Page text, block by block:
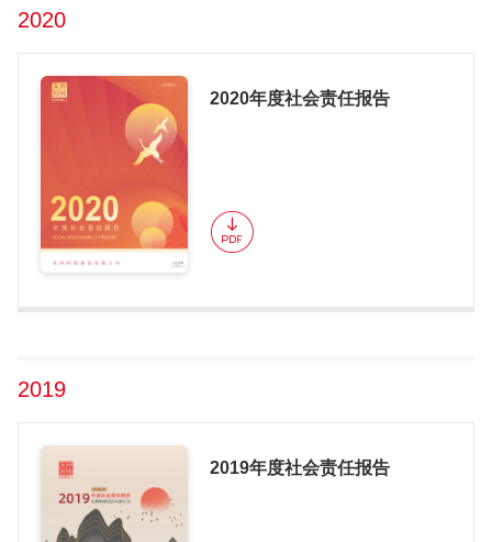
2020
2020年度社会责任报告
2019
2019年度社会责任报告